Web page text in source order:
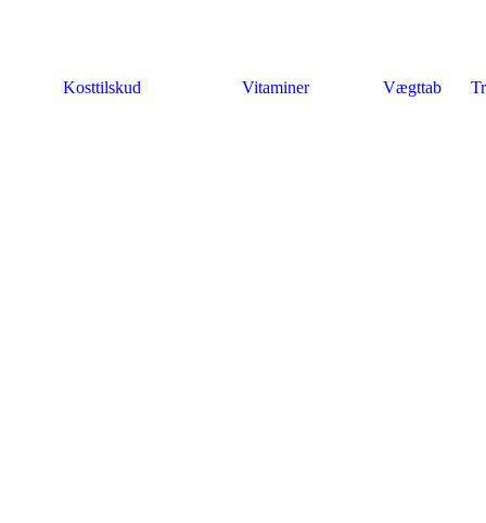
Kosttilskud Vitaminer Vægttab